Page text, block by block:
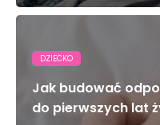
DZIECKO
Jak budować
do pierwszych lat